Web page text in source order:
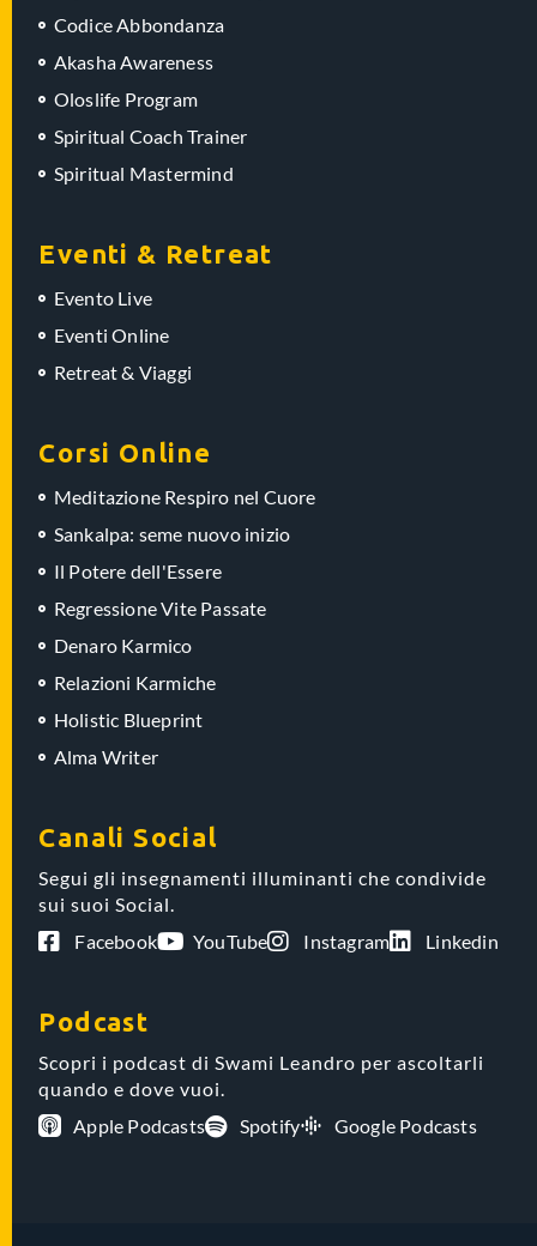
Codice Abbondanza
Akasha Awareness
Oloslife Program
Spiritual Coach Trainer
Spiritual Mastermind
Eventi & Retreat
Evento Live
Eventi Online
Retreat & Viaggi
Corsi Online
Meditazione Respiro nel Cuore
Sankalpa: seme nuovo inizio
Il Potere dell'Essere
Regressione Vite Passate
Denaro Karmico
Relazioni Karmiche
Holistic Blueprint
Alma Writer
Canali Social
Segui gli insegnamenti illuminanti che condivide
sui suoi Social.
Facebook
YouTube Instagram Linkedin
Podcast
Scopri i podcast di Swami Leandro per ascoltarli
quando e dove vuoi.
Apple Podcasts
Spotify Google Podcasts